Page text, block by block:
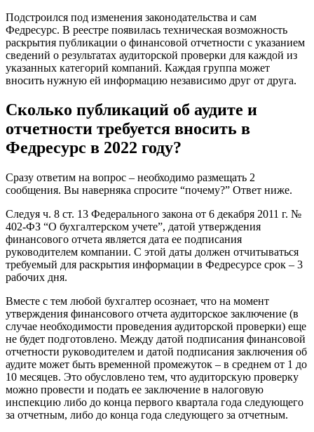
Подстроился под изменения законодательства и сам
Федресурс. В реестре появилась техническая возможность
раскрытия публикации о финансовой отчетности с указанием
сведений о результатах аудиторской проверки для каждой из
указанных категорий компаний. Каждая группа может
вносить нужную ей информацию независимо друг от друга.
Сколько публикаций об аудите и
отчетности требуется вносить в
Федресурс в 2022 году?
Сразу ответим на вопрос – необходимо размещать 2
сообщения. Вы наверняка спросите “почему?” Ответ ниже.
Следуя ч. 8 ст. 13 Федерального закона от 6 декабря 2011 г. №
402-ФЗ “О бухгалтерском учете”, датой утверждения
финансового отчета является дата ее подписания
руководителем компании. С этой даты должен отчитываться
требуемый для раскрытия информации в Федресурсе срок – 3
рабочих дня.
Вместе с тем любой бухгалтер осознает, что на момент
утверждения финансового отчета аудиторское заключение (в
случае необходимости проведения аудиторской проверки) еще
не будет подготовлено. Между датой подписания финансовой
отчетности руководителем и датой подписания заключения об
аудите может быть временной промежуток – в среднем от 1 до
10 месяцев. Это обусловлено тем, что аудиторскую проверку
можно провести и подать ее заключение в налоговую
инспекцию либо до конца первого квартала года следующего
за отчетным, либо до конца года следующего за отчетным.